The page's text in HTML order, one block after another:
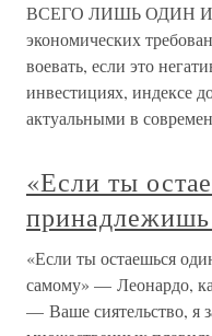
ВСЕГО ЛИШЬ ОДИН
экономических
воевать, если это
инвестициях, индексе
актуальными в
«Если ты
«Если ты остаешься
самому» — Леонардо,
— Ваше сиятельство, я